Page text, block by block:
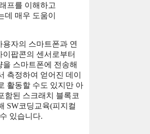
프를 이해하고
데 매우 도움이
용자의 스마트폰과 연
이팝콘의 센서로부터
을 스마트폰에 전송해
측정하여 얻어진 데이
활동할 수도 있지만 아
함된 스크래치 블록코
SW코딩교육(피지컬
있습니다.